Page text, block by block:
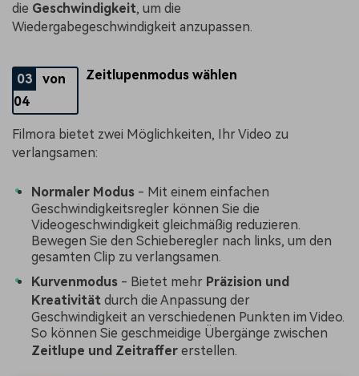
die Geschwindigkeit, um die
Wiedergabegeschwindigkeit anzupassen.
03
von
04
Zeitlupenmodus wählen
Filmora bietet zwei Möglichkeiten, Ihr Video zu
verlangsamen:
Normaler Modus - Mit einem einfachen
Geschwindigkeitsregler können Sie die
Videogeschwindigkeit gleichmäßig reduzieren.
Bewegen Sie den Schieberegler nach links, um den
gesamten Clip zu verlangsamen.
Kurvenmodus - Bietet mehr Präzision und
Kreativität durch die Anpassung der
Geschwindigkeit an verschiedenen Punkten im Video.
So können Sie geschmeidige Übergänge zwischen
Zeitlupe und Zeitraffer erstellen.